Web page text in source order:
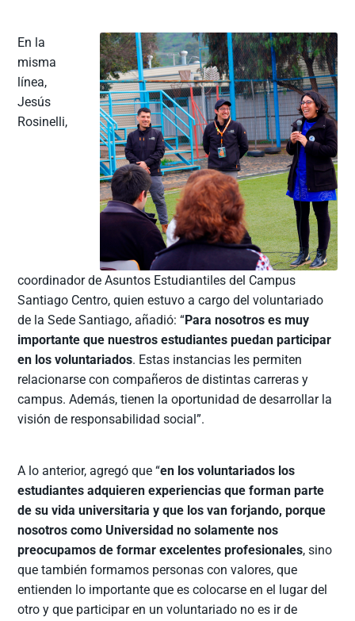
En la
misma
línea,
Jesús
Rosinelli,
coordinador de Asuntos Estudiantiles del Campus
Santiago Centro, quien estuvo a cargo del voluntariado
de la Sede Santiago, añadió: “Para nosotros es muy
importante que nuestros estudiantes puedan participar
en los voluntariados. Estas instancias les permiten
relacionarse con compañeros de distintas carreras y
campus. Además, tienen la oportunidad de desarrollar la
visión de responsabilidad social”.
A lo anterior, agregó que “en los voluntariados los
estudiantes adquieren experiencias que forman parte
de su vida universitaria y que los van forjando, porque
nosotros como Universidad no solamente nos
preocupamos de formar excelentes profesionales, sino
que también formamos personas con valores, que
entienden lo importante que es colocarse en el lugar del
otro y que participar en un voluntariado no es ir de